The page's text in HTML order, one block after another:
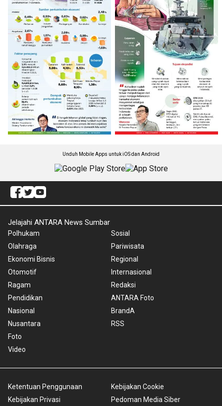
Unduh Mobile Apps untuk iOS dan Android
Jelajahi ANTARA News Sumbar
Polhukam
Olahraga
Ekonomi Bisnis
Otomotif
Ragam
Pendidikan
Nasional
Nusantara
Foto
Video
Sosial
Pariwisata
Regional
Internasional
Redaksi
ANTARA Foto
BrandA
RSS
Ketentuan Penggunaan
Kebijakan Privasi
Kebijakan Cookie
Pedoman Media Siber